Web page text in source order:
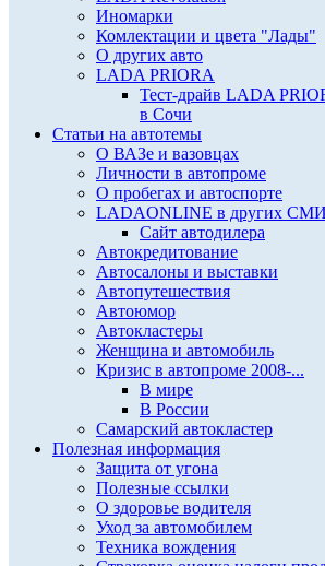
Иномарки
Комлектации и цвета "Лады"
О других авто
LADA PRIORA
Тест-драйв LADA
в Сочи
Статьи на автотемы
О ВАЗе и вазовцах
Личности в автопроме
О пробегах и автоспорте
LADAONLINE в других СМИ
Сайт автодилера
Автокредитование
Автосалоны и выставки
Автопутешествия
Автоюмор
Автокластеры
Женщина и автомобиль
Кризис в автопроме 2008-...
В мире
В России
Самарский автокластер
Полезная информация
Защита от угона
Полезные ссылки
О здоровье водителя
Уход за автомобилем
Техника вождения